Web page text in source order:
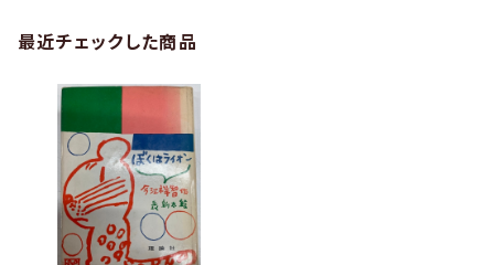
最近チェックした商品